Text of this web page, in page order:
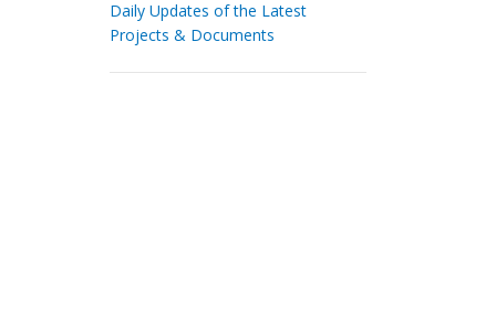
Daily Updates of the Latest
Projects & Documents